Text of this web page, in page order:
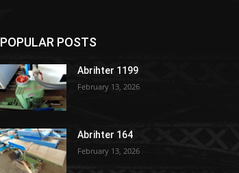
POPULAR POSTS
Abrihter 1199
February 13, 2026
Abrihter 164
February 13, 2026